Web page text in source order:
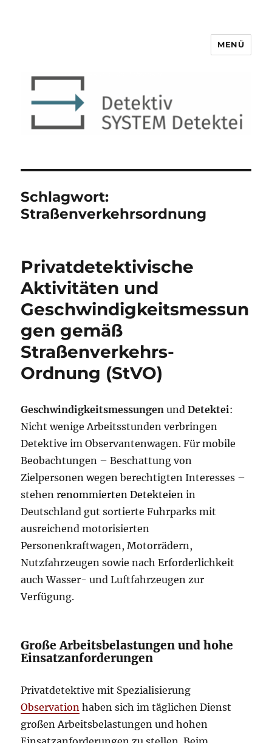
Detektiv SYSTEM Detektei ®
MENÜ
Schlagwort:
Straßenverkehrsordnung
Privatdetektivische
Aktivitäten und
Geschwindigkeitsmessun
gen gemäß
Straßenverkehrs-
Ordnung (StVO)
Geschwindigkeitsmessungen undDetektei:
Nicht wenige Arbeitsstunden verbringen
Detektive im Observantenwagen. Für mobile
Beobachtungen – Beschattung von
Zielpersonen wegen berechtigten Interesses –
stehenrenommierten Detekteien in
Deutschland gut sortierte Fuhrparks mit
ausreichend motorisierten
Personenkraftwagen, Motorrädern,
Nutzfahrzeugen sowie nach Erforderlichkeit
auch Wasser- und Luftfahrzeugen zur
Verfügung.
Große Arbeitsbelastungen und hohe
Einsatzanforderungen
Privatdetektive mit Spezialisierung
Observation haben sich im täglichen Dienst
großen Arbeitsbelastungen und hohen